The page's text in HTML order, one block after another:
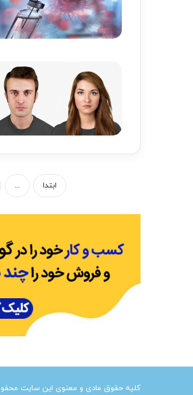
ابتدا ...
کلیه حقوق مادی و معنوی این سایت محفوظ